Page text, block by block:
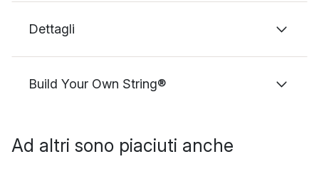
Dettagli
Build Your Own String®
Ad altri sono piaciuti anche